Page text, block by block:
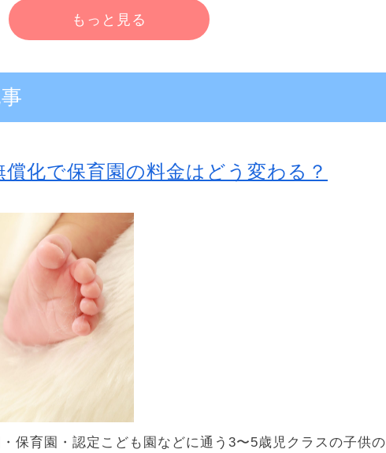
もっと見る
化で保育園の料金はどう変わる？
保育園・認定こども園などに通う3〜5歳児クラスの子供の